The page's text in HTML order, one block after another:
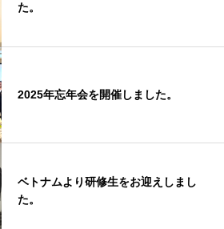
た。
2025年忘年会を開催しました。
ベトナムより研修生をお迎えしまし
た。